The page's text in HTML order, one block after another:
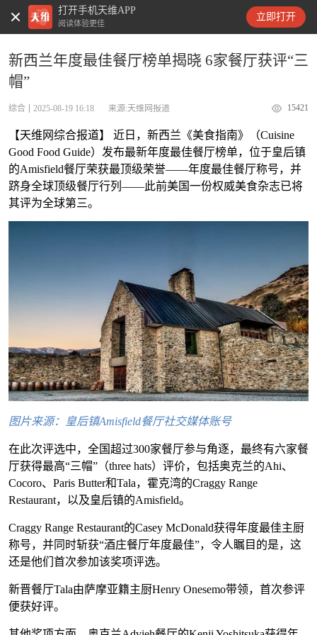
打开手机天维APP
阅读体验更佳
立即打开
天维新闻
新西兰年度最佳餐厅榜单揭晓 6家餐厅获评“三
帽”
综合 2025-08-19 16:18 来源:天维网报道 15421
【天维网综合报道】 近日，新西兰《美食指南》（Cuisine
Good Food Guide）发布最新年度最佳餐厅榜单，位于皇后镇
的Amisfield餐厅荣获最顶级荣誉——年度最佳餐厅称号，并
跻身全球顶级餐厅行列——此前美国一份权威美食杂志已将
其评为全球第三。
图片来源：皇后镇Amisfield餐厅社交媒体账号
在此次评选中，全国超过300家餐厅参与角逐，最终有六家餐
厅获得最高“三帽”（three hats）评价，包括奥克兰的Ahi、
Cocoro、Paris Butter和Tala，霍克湾的Craggy Range
Restaurant，以及皇后镇的Amisfield。
Craggy Range Restaurant的Casey McDonald获得年度最佳主厨
称号，并同时斩获“酒庄餐厅年度最佳”，令人瞩目的是，这
还是他们首次参加该奖项评选。
新晋餐厅Tala由萨摩亚籍主厨Henry Onesemo带领，首次参评
便获好评。